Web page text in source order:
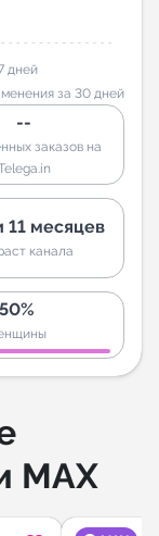
дней
за 30 дней
--
заказов на
11 месяцев
канала
50%
MAX